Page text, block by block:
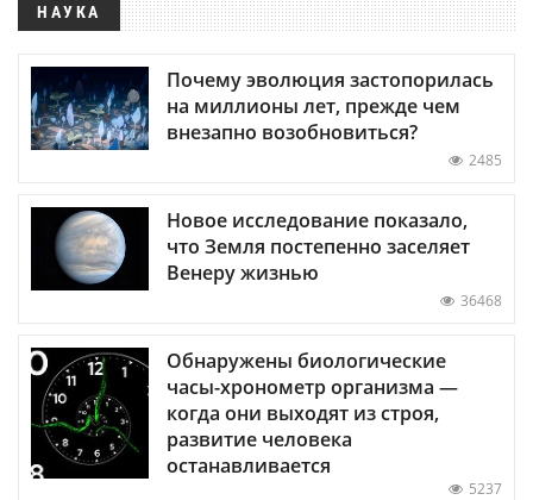
НАУКА
Почему эволюция застопорилась
на миллионы лет, прежде чем
внезапно возобновиться?
2485
Новое исследование показало,
что Земля постепенно заселяет
Венеру жизнью
36468
Обнаружены биологические
часы-хронометр организма —
когда они выходят из строя,
развитие человека
останавливается
5237